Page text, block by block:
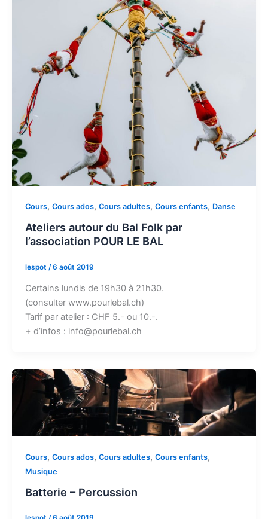
Cours, Cours ados, Cours adultes, Cours enfants, Danse
Ateliers autour du Bal Folk par
l’association POUR LE BAL
lespot /6 août 2019
Certains lundis de 19h30 à 21h30.
(consulter www.pourlebal.ch)
Tarif par atelier : CHF 5.- ou 10.-.
+ d’infos : info@pourlebal.ch
Cours, Cours ados, Cours adultes, Cours enfants,
Musique
Batterie – Percussion